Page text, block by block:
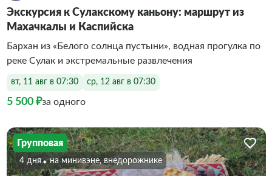
Экскурсия к Сулакскому каньону: маршрут из
Махачкалы и Каспийска
Бархан из «Белого солнца пустыни», водная прогулка по
реке Сулак и экстремальные развлечения
вт, 11 авг в 07:30 ср, 12 авг в 07:30
5 500 ₽за одного
Групповая
4 дня На минивэне, внедорожнике